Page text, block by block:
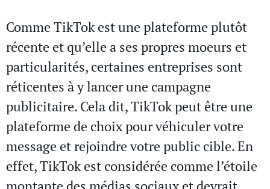
Comme TikTok est une plateforme plutôt
récente et qu’elle a ses propres moeurs et
particularités, certaines entreprises sont
réticentes à y lancer une campagne
publicitaire. Cela dit, TikTok peut être une
plateforme de choix pour véhiculer votre
message et rejoindre votre public cible. En
effet, TikTok est considérée comme l’étoile